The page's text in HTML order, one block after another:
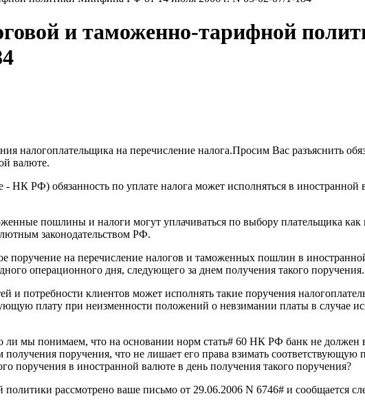
и таможенно-тарифной
налогоплательщика на перечисление налога.Просим Вас разъяснить
валюте.
- НК РФ) обязанность по уплате налога может исполняться в
пошлины и налоги могут уплачиваться по выбору плательщика
законодательством РФ.
поручение на перечисление налогов и таможенных пошлин в
операционного дня, следующего за днем получения такого
и потребности клиентов может исполнять такие поручения
плату при неизменности положений о невзимании платы в случае
мы понимаем, что на основании норм стать# 60 НК РФ банк не должен
поручения, что не лишает его права взимать соответствующую
поручения в иностранной валюте в день получения такого поручения?
рассмотрено ваше письмо от 29.06.2006 N 6746# и сообщается